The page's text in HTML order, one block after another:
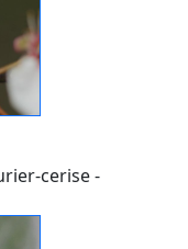
cerise -